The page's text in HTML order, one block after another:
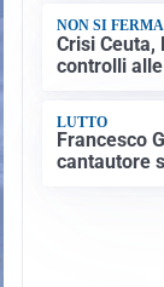
NON SI
Crisi Ceuta,
controlli
LUTTO
Francesco
cantautore